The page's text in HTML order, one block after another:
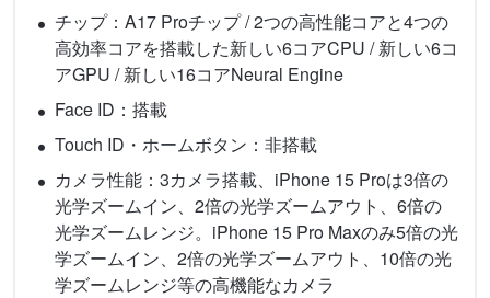
チップ：A17 Proチップ / 2つの高性能コアと4つの
高効率コアを搭載した新しい6コアCPU / 新しい6コ
アGPU / 新しい16コアNeural Engine
Face ID：搭載
Touch ID・ホームボタン：非搭載
カメラ性能：3カメラ搭載、iPhone 15 Proは3倍の
光学ズームイン、2倍の光学ズームアウト、6倍の
光学ズームレンジ。iPhone 15 Pro Maxのみ5倍の光
学ズームイン、2倍の光学ズームアウト、10倍の光
学ズームレンジ等の高機能なカメラ